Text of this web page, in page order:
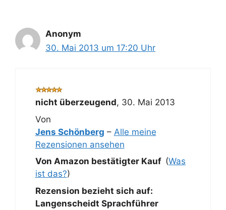
Anonym
30. Mai 2013 um 17:20 Uhr
nicht überzeugend, 30. Mai 2013
Von
Jens Schönberg – Alle meine
Rezensionen ansehen
Von Amazon bestätigter Kauf (Was
ist das?)
Rezension bezieht sich auf:
Langenscheidt Sprachführer